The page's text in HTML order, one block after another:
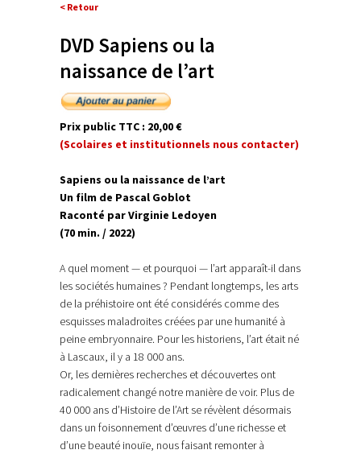
< Retour
DVD Sapiens ou la
naissance de l’art
Prix public TTC : 20,00 €
(Scolaires et institutionnels nous contacter)
Sapiens ou la naissance de l’art
Un film de Pascal Goblot
Raconté par Virginie Ledoyen
(70 min. / 2022)
A quel moment — et pourquoi — l’art apparaît-il dans
les sociétés humaines ? Pendant longtemps, les arts
de la préhistoire ont été considérés comme des
esquisses maladroites créées par une humanité à
peine embryonnaire. Pour les historiens, l’art était né
à Lascaux, il y a 18 000 ans.
Or, les dernières recherches et découvertes ont
radicalement changé notre manière de voir. Plus de
40 000 ans d’Histoire de l’Art se révèlent désormais
dans un foisonnement d’œuvres d’une richesse et
d’une beauté inouïe, nous faisant remonter à